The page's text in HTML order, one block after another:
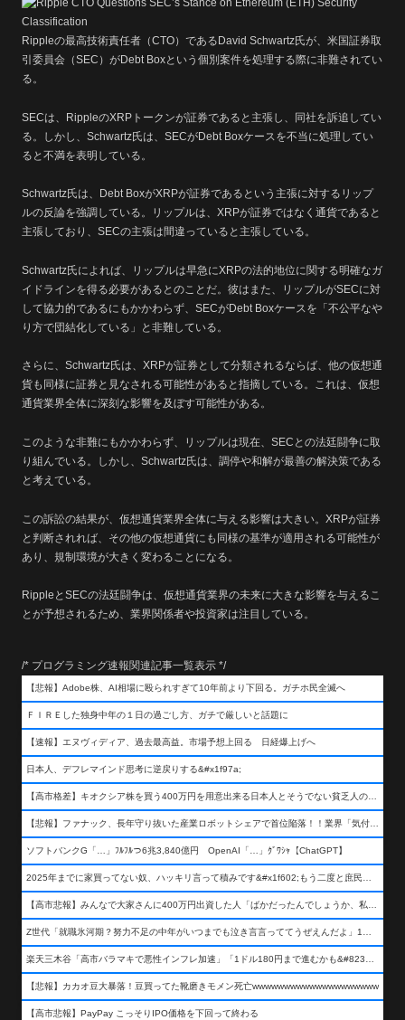
Rippleの最高技術責任者（CTO）であるDavid Schwartz氏が、米国証券取
引委員会（SEC）がDebt Boxという個別案件を処理する際に非難されてい
る。
SECは、RippleのXRPトークンが証券であると主張し、同社を訴追してい
る。しかし、Schwartz氏は、SECがDebt Boxケースを不当に処理してい
ると不満を表明している。
Schwartz氏は、Debt BoxがXRPが証券であるという主張に対するリップ
ルの反論を強調している。リップルは、XRPが証券ではなく通貨であると
主張しており、SECの主張は間違っていると主張している。
Schwartz氏によれば、リップルは早急にXRPの法的地位に関する明確なガ
イドラインを得る必要があるとのことだ。彼はまた、リップルがSECに対
して協力的であるにもかかわらず、SECがDebt Boxケースを「不公平なや
り方で団結化している」と非難している。
さらに、Schwartz氏は、XRPが証券として分類されるならば、他の仮想通
貨も同様に証券と見なされる可能性があると指摘している。これは、仮想
通貨業界全体に深刻な影響を及ぼす可能性がある。
このような非難にもかかわらず、リップルは現在、SECとの法廷闘争に取
り組んでいる。しかし、Schwartz氏は、調停や和解が最善の解決策である
と考えている。
この訴訟の結果が、仮想通貨業界全体に与える影響は大きい。XRPが証券
と判断されれば、その他の仮想通貨にも同様の基準が適用される可能性が
あり、規制環境が大きく変わることになる。
RippleとSECの法廷闘争は、仮想通貨業界の未来に大きな影響を与えるこ
とが予想されるため、業界関係者や投資家は注目している。
/* プログラミング速報関連記事一覧表示 */
【悲報】Adobe株、AI相場に殴られすぎて10年前より下回る。ガチホ民全滅へ
ＦＩＲＥした独身中年の１日の過ごし方、ガチで厳しいと話題に
【速報】エヌヴィディア、過去最高益。市場予想上回る 日経爆上げへ
日本人、デフレマインド思考に逆戻りする&#x1f97a;
ソフトバンクG「…」ﾌﾙﾌﾙつ6兆3,840億円 OpenAI「…」ｸﾞﾜｼｬ【ChatGPT】
【悲報】カカオ豆大暴落！豆買ってた靴磨きモメン死亡wwwwwwwwwwwwwwwwwwww
【高市悲報】PayPay こっそりIPO価格を下回って終わる